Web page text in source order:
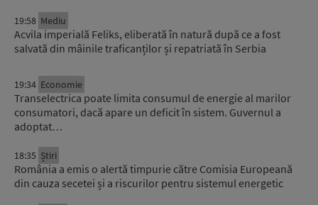
19:58 Mediu
Acvila imperială Feliks, eliberată în natură după ce a fost
salvată din mâinile traficanților și repatriată în Serbia
19:34 Economie
Transelectrica poate limita consumul de energie al marilor
consumatori, dacă apare un deficit în sistem. Guvernul a
adoptat…
18:35 Știri
România a emis o alertă timpurie către Comisia Europeană
din cauza secetei și a riscurilor pentru sistemul energetic